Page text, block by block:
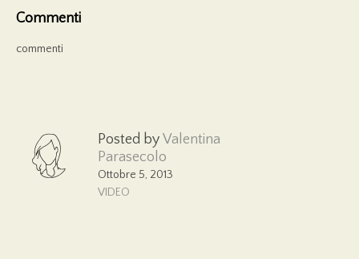
Commenti
commenti
Posted by Valentina
Parasecolo
Ottobre 5, 2013
VIDEO